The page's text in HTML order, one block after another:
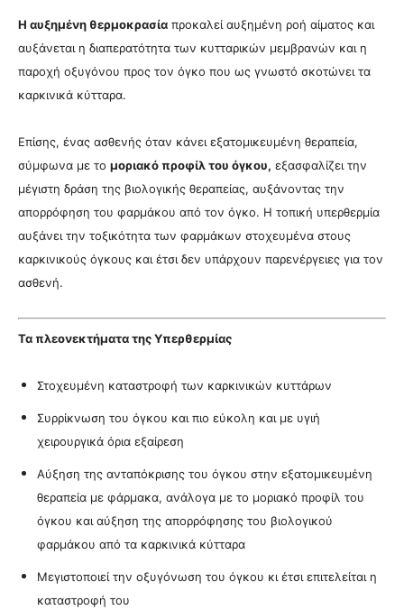
Η αυξημένη θερμοκρασία προκαλεί αυξημένη ροή αίματος και
αυξάνεται η διαπερατότητα των κυτταρικών μεμβρανών και η
παροχή οξυγόνου προς τον όγκο που ως γνωστό σκοτώνει τα
καρκινικά κύτταρα.
Επίσης, ένας ασθενής όταν κάνει εξατομικευμένη θεραπεία,
σύμφωνα με το μοριακό προφίλ του όγκου, εξασφαλίζει την
μέγιστη δράση της βιολογικής θεραπείας, αυξάνοντας την
απορρόφηση του φαρμάκου από τον όγκο. Η τοπική υπερθερμία
αυξάνει την τοξικότητα των φαρμάκων στοχευμένα στους
καρκινικούς όγκους και έτσι δεν υπάρχουν παρενέργειες για τον
ασθενή.
Τα πλεονεκτήματα της Υπερθερμίας
Στοχευμένη καταστροφή των καρκινικών κυττάρων
Συρρίκνωση του όγκου και πιο εύκολη και με υγιή
χειρουργικά όρια εξαίρεση
Αύξηση της ανταπόκρισης του όγκου στην εξατομικευμένη
θεραπεία με φάρμακα, ανάλογα με το μοριακό προφίλ του
όγκου και αύξηση της απορρόφησης του βιολογικού
φαρμάκου από τα καρκινικά κύτταρα
Μεγιστοποιεί την οξυγόνωση του όγκου κι έτσι επιτελείται η
καταστροφή του